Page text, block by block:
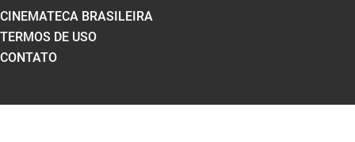
CINEMATECA BRASILEIRA
TERMOS DE USO
CONTATO